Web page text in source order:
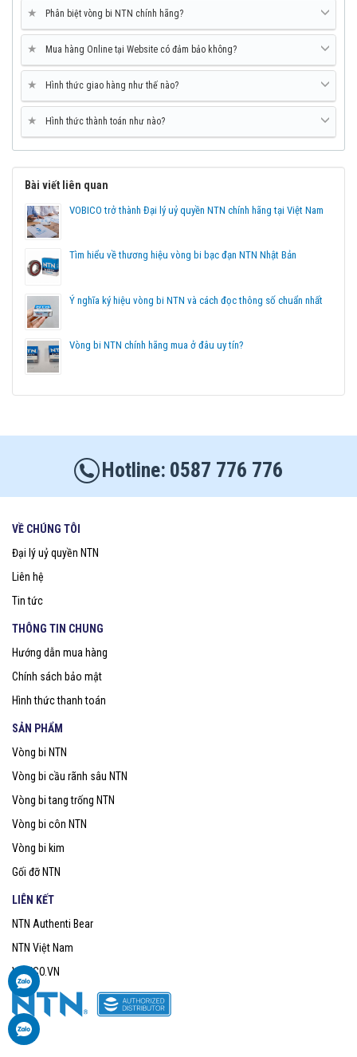
★ Phân biệt vòng bi NTN chính hãng?
★ Mua hàng Online tại Website có đảm bảo không?
★ Hình thức giao hàng như thế nào?
★ Hình thức thành toán như nào?
Bài viết liên quan
VOBICO trở thành Đại lý uỷ quyền NTN chính hãng tại Việt Nam
Tìm hiểu về thương hiệu vòng bi bạc đạn NTN Nhật Bản
Ý nghĩa ký hiệu vòng bi NTN và cách đọc thông số chuẩn nhất
Vòng bi NTN chính hãng mua ở đâu uy tín?
0587 776 776
VỀ CHÚNG TÔI
Đại lý uỷ quyền NTN
Liên hệ
Tin tức
THÔNG TIN CHUNG
Hướng dẫn mua hàng
Chính sách bảo mật
Hình thức thanh toán
SẢN PHẨM
Vòng bi NTN
Vòng bi cầu rãnh sâu NTN
Vòng bi tang trống NTN
Vòng bi côn NTN
Vòng bi kim
Gối đỡ NTN
LIÊN KẾT
NTN Authenti Bear
NTN Việt Nam
VOBICO.VN